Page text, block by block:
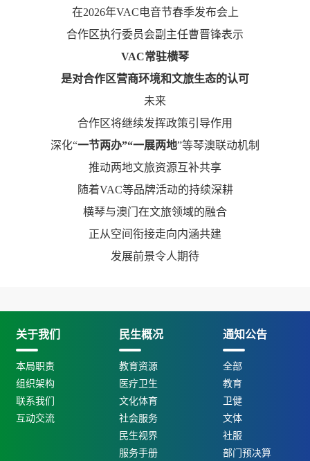
在2026年VAC电音节春季发布会上
合作区执行委员会副主任曹晋锋表示
VAC常驻横琴
是对合作区营商环境和文旅生态的认可
未来
合作区将继续发挥政策引导作用
深化“一节两办”“一展两地”等琴澳联动机制
推动两地文旅资源互补共享
随着VAC等品牌活动的持续深耕
横琴与澳门在文旅领域的融合
正从空间衔接走向内涵共建
发展前景令人期待
关于我们
本局职责
组织架构
联系我们
互动交流
民生概况
教育资源
医疗卫生
文化体育
社会服务
民生视界
服务手册
通知公告
全部
教育
卫健
文体
社服
部门预决算